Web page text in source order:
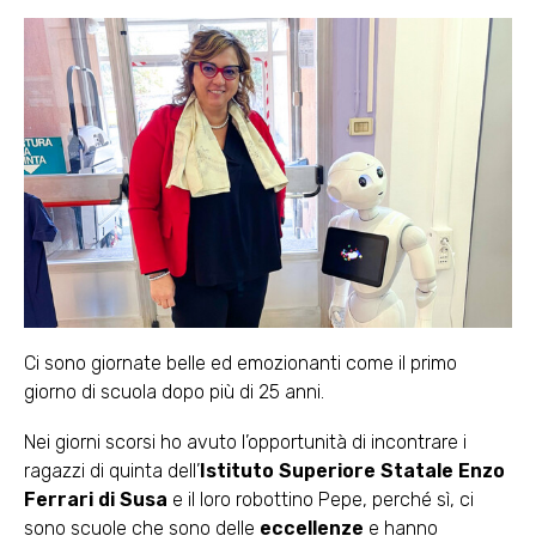
Ci sono giornate belle ed emozionanti come il primo
giorno di scuola dopo più di 25 anni.
Nei giorni scorsi ho avuto l’opportunità di incontrare i
ragazzi di quinta dell’Istituto Superiore Statale Enzo
Ferrari di Susa e il loro robottino Pepe, perché sì, ci
sono scuole che sono delle eccellenze e hanno